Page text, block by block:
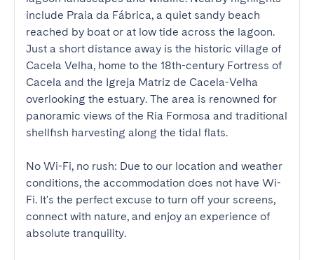
include Praia da Fábrica, a quiet sandy beach
reached by boat or at low tide across the lagoon.
Just a short distance away is the historic village of
Cacela Velha, home to the 18th-century Fortress of
Cacela and the Igreja Matriz de Cacela-Velha
overlooking the estuary. The area is renowned for
panoramic views of the Ria Formosa and traditional
shellfish harvesting along the tidal flats.
No Wi-Fi, no rush: Due to our location and weather
conditions, the accommodation does not have Wi-
Fi. It's the perfect excuse to turn off your screens,
connect with nature, and enjoy an experience of
absolute tranquility.